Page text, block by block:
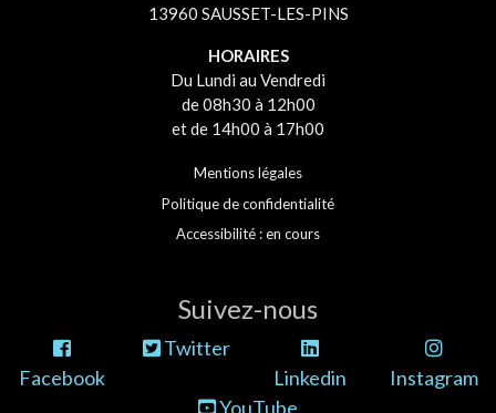
13960 SAUSSET-LES-PINS
HORAIRES
Du Lundi au Vendredi
de 08h30 à 12h00
et de 14h00 à 17h00
Mentions légales
Politique de confidentialité
Accessibilité : en cours
Suivez-nous
Facebook
Twitter
Linkedin
Instagram
YouTube